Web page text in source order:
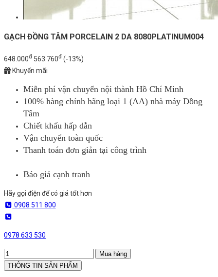
GẠCH ĐỒNG TÂM PORCELAIN 2 DA 8080PLATINUM004
648.000đ 563.760đ (-13%)
Khuyến mãi
Miễn phí vận chuyển nội thành Hồ Chí Minh
100% hàng chính hãng loại 1 (AA) nhà máy Đồng
Tâm
Chiết khấu hấp dẫn
Vận chuyển toàn quốc
Thanh toán đơn giản tại công trình
Báo giá cạnh tranh
Hãy gọi điện để có giá tốt hơn
0908 511 800
0978 633 530
Mua hàng
THÔNG TIN SẢN PHẨM